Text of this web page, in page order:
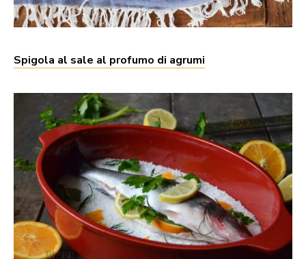
Spigola al sale al profumo di agrumi